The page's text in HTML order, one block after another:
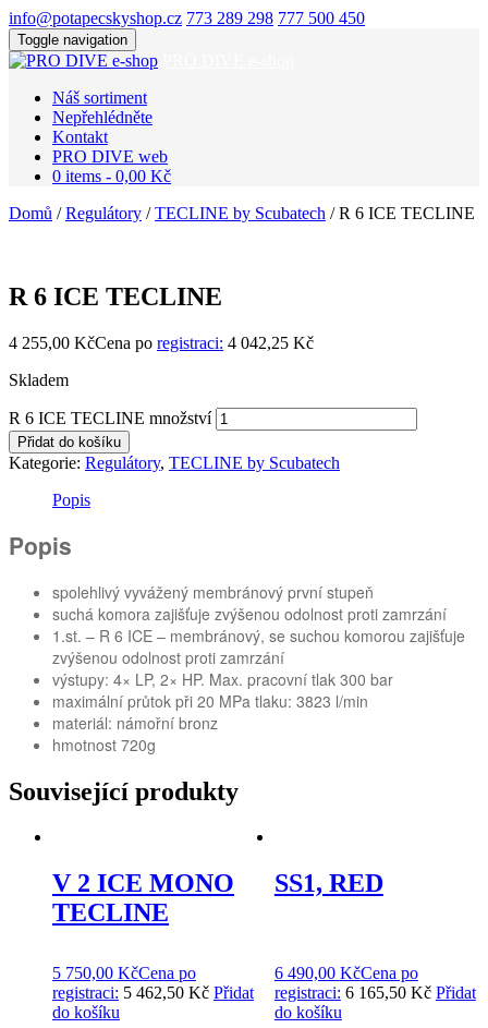
info@potapecskyshop.cz 773 289 298 777 500 450
Toggle navigation
Náš sortiment
Nepřehlédněte
Kontakt
PRO DIVE web
0 items - 0,00 Kč
Domů /Regulátory /TECLINE by Scubatech / R 6 ICE TECLINE
R 6 ICE TECLINE
4 255,00 KčCena po registraci: 4 042,25 Kč
Skladem
R 6 ICE TECLINE množství
Přidat do košíku
Kategorie: Regulátory, TECLINE by Scubatech
Popis
Popis
spolehlivý vyvážený membránový první stupeň
suchá komora zajišťuje zvýšenou odolnost proti zamrzání
1.st. – R 6 ICE – membránový, se suchou komorou zajišťuje
zvýšenou odolnost proti zamrzání
výstupy: 4× LP, 2× HP. Max. pracovní tlak 300 bar
maximální průtok při 20 MPa tlaku: 3823 l/min
materiál: námořní bronz
hmotnost 720g
Související produkty
V 2 ICE MONO
TECLINE
5 750,00 KčCena po
registraci: 5 462,50 Kč Přidat
do košíku
SS1, RED
6 490,00 KčCena po
registraci: 6 165,50 Kč Přidat
do košíku